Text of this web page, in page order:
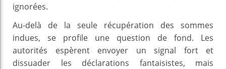
ignorées.
Au-delà de la seule récupération des sommes
indues, se profile une question de fond. Les
autorités espèrent envoyer un signal fort et
dissuader les déclarations fantaisistes, mais